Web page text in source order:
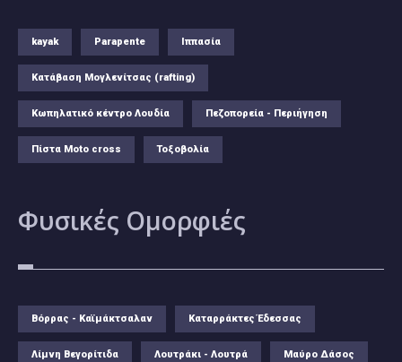
kayak Parapente Ιππασία
Κατάβαση Μογλενίτσας (rafting)
Κωπηλατικό κέντρο Λουδία Πεζοπορεία - Περιήγηση
Πίστα Moto cross Τοξοβολία
Φυσικές Ομορφιές
Βόρρας - Καϊμάκτσαλαν Καταρράκτες Έδεσσας
Λίμνη Βεγορίτιδα Λουτράκι - Λουτρά Μαύρο Δάσος